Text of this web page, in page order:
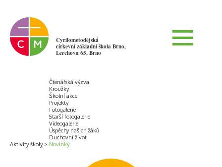
Cyrilometodějská
církevní základní škola Brno,
Lerchova 65, Brno
Aktivity školy
Čtenářská výzva
Kroužky
Školní akce
Projekty
Fotogalerie
Starší fotogalerie
Videogalerie
Úspěchy našich žáků
Duchovní život
Novinky